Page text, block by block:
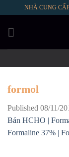
content
NHÀ CUNG
formol
Published 08/11/
Bán HCHO |
Formaline 37% |